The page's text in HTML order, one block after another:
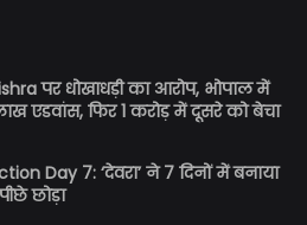
पर धोखाधड़ी का आरोप, भोपाल में
एडवांस, फिर 1 करोड़ में दूसरे को बेचा
Day 7: ‘देवरा’ ने 7 दिनों में बनाया
छोड़ा